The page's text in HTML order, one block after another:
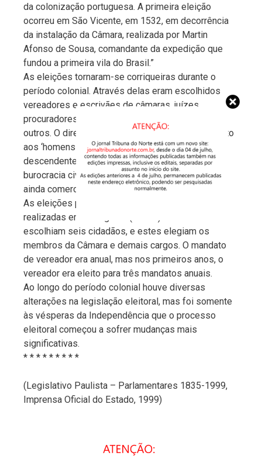
da colonização portuguesa. A primeira eleição
ocorreu em São Vicente, em 1532, em decorrência
da instalação da Câmara, realizada por Martin
Afonso de Sousa, comandante da expedição que
fundou a primeira vila do Brasil.”
As eleições tornaram-se corriqueiras durante o
período colonial. Através delas eram escolhidos
vereadores e escrivães de câmaras, juízes,
procuradores, tesoureiros, capitães de guerra e
outros. O direito de votar e de ser eleito era restrito
aos ‘homens bons’: nobres de linhagem e seus
descendentes, os proprietários rurais, a alta
burocracia civil e militar e seus descendentes, e
ainda comerciantes enriquecidos.”
As eleições para as Câmaras municipais eram
realizadas em dois graus (turnos). Os eleitores
escolhiam seis cidadãos, e estes elegiam os
membros da Câmara e demais cargos. O mandato
de vereador era anual, mas nos primeiros anos, o
vereador era eleito para três mandatos anuais.
Ao longo do período colonial houve diversas
alterações na legislação eleitoral, mas foi somente
às vésperas da Independência que o processo
eleitoral começou a sofrer mudanças mais
significativas.
* * * * * * * * *
(Legislativo Paulista – Parlamentares 1835-1999,
Imprensa Oficial do Estado, 1999)